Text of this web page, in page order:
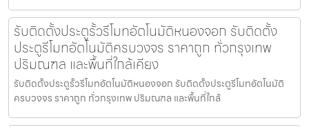
รับติดตั้งประตูรั้วรีโมทอัตโนมัติหนองจอก รับติดตั้ง
ประตูรีโมทอัตโนมัติครบวงจร ราคาถูก ทั่วกรุงเทพ
ปริมณฑล และพื้นที่ใกล้เคียง
รับติดตั้งประตูรั้วรีโมทอัตโนมัติหนองจอก รับติดตั้งประตูรีโมทอัตโนมัติ
ครบวงจร ราคาถูก ทั่วกรุงเทพ ปริมณฑล และพื้นที่ใกล้